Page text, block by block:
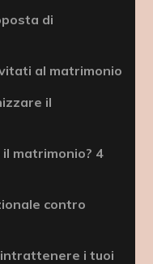
di
al matrimonio
il
matrimonio? 4
contro
intrattenere i tuoi